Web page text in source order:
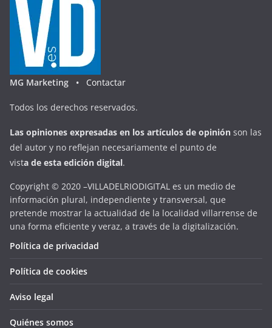
MG Marketing • Contactar
Todos los derechos reservados.
Las opiniones expresadas en los artículos de opinión son las
del autor y no reflejan necesariamente el punto de
vista de esta edición digital.
Copyright © 2020 –VILLADELRIODIGITAL es un medio de
información plural, independiente y transversal, que
pretende mostrar la actualidad de la localidad villarrense de
una forma eficiente y veraz, a través de la digitalización.
Política de privacidad
Política de cookies
Aviso legal
Quiénes somos